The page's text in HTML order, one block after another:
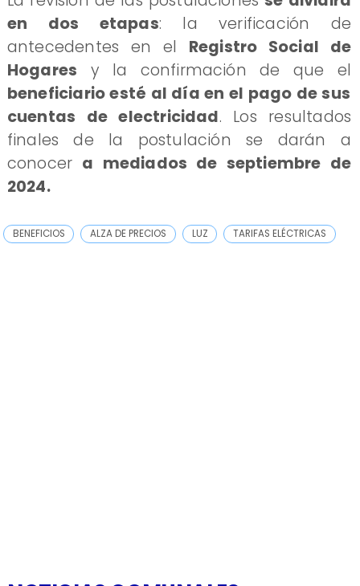
en dos etapas: la verificación de
antecedentes en el Registro Social de
Hogares y la confirmación de que el
beneficiario esté al día en el pago de sus
cuentas de electricidad. Los resultados
finales de la postulación se darán a
conocer a mediados de septiembre de
2024.
BENEFICIOS ALZA DE PRECIOS LUZ TARIFAS ELÉCTRICAS